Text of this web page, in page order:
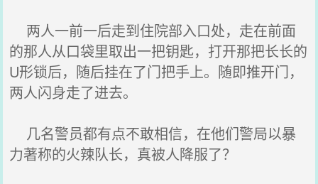
两人一前一后走到住院部入口处，走在前面
的那人从口袋里取出一把钥匙，打开那把长长的
U形锁后，随后挂在了门把手上。随即推开门，
两人闪身走了进去。
几名警员都有点不敢相信，在他们警局以暴
力著称的火辣队长，真被人降服了？